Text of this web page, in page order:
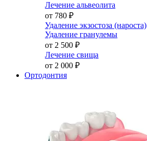
Лечение альвеолита
от 780 ₽
Удаление экзостоза (нароста)
Удаление гранулемы
от 2 500 ₽
Лечение свища
от 2 000 ₽
Ортодонтия